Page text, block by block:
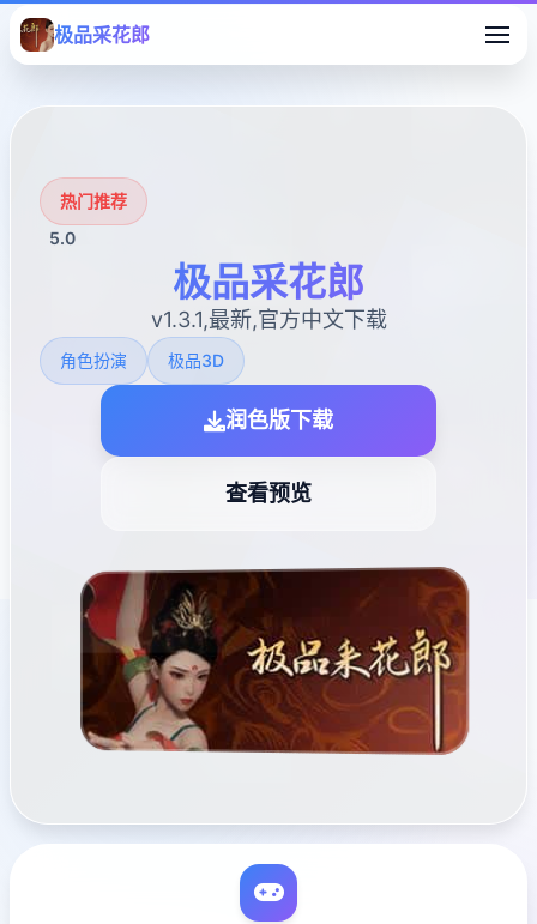
极品采花郎
热门推荐
5.0
极品采花郎
v1.3.1,最新,官方中文下载
角色扮演 极品3D
润色版下载
查看预览